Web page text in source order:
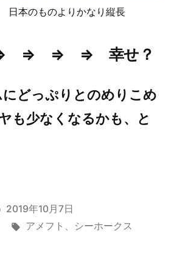
日本のものよりかなり縦長
⇒ ⇒ ⇒ ⇒ 幸せ？
にどっぷりとのめりこめ
も少なくなるかも、と
2019年10月7日
タ
アメフト 、 シーホークス